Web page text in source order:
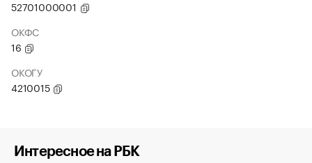
52701000001
ОКФС
16
ОКОГУ
4210015
Интересное на РБК